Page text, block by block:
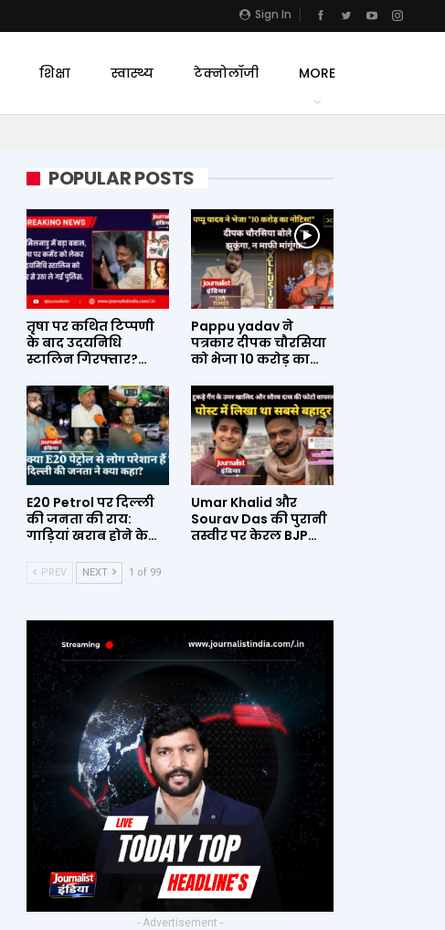
Sign In
शिक्षा स्वास्थ्य टेक्नोलॉजी MORE
POPULAR POSTS
तृषा पर कथित टिप्पणी
के बाद उदयनिधि
स्टालिन गिरफ्तार?…
Pappu yadav ने
पत्रकार दीपक चौरसिया
को भेजा 10 करोड़ का…
E20 Petrol पर दिल्ली
की जनता की राय:
गाड़ियां खराब होने के…
Umar Khalid और
Sourav Das की पुरानी
तस्वीर पर केरल BJP…
PREV NEXT 1 of 99
- Advertisement -